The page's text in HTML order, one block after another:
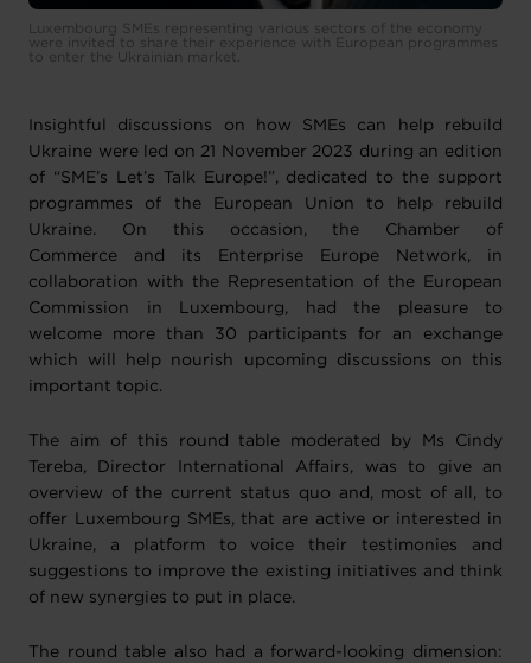
Luxembourg SMEs representing various sectors of the economy
were invited to share their experience with European programmes
to enter the Ukrainian market.
Insightful discussions on how SMEs can help rebuild
Ukraine were led on 21 November 2023 during an edition
of “SME’s Let’s Talk Europe!”, dedicated to the support
programmes of the European Union to help rebuild
Ukraine. On this occasion, the Chamber of
Commerce and its Enterprise Europe Network, in
collaboration with the Representation of the European
Commission in Luxembourg, had the pleasure to
welcome more than 30 participants for an exchange
which will help nourish upcoming discussions on this
important topic.
The aim of this round table moderated by Ms Cindy
Tereba, Director International Affairs, was to give an
overview of the current status quo and, most of all, to
offer Luxembourg SMEs, that are active or interested in
Ukraine, a platform to voice their testimonies and
suggestions to improve the existing initiatives and think
of new synergies to put in place.
The round table also had a forward-looking dimension: